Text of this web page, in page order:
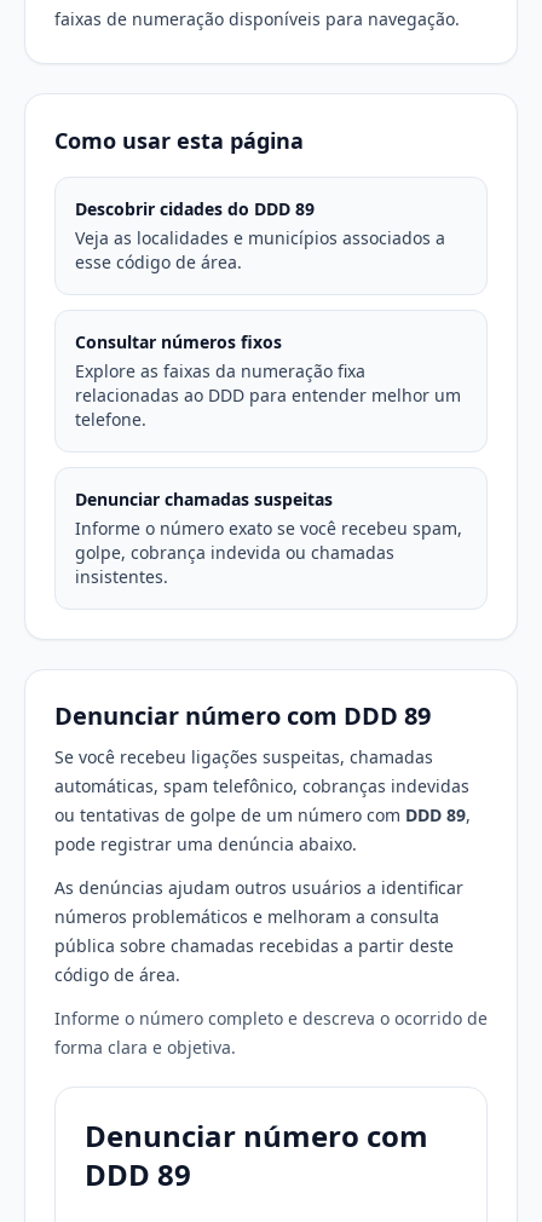
faixas de numeração disponíveis para navegação.
Como usar esta página
Descobrir cidades do DDD 89
Veja as localidades e municípios associados a
esse código de área.
Consultar números fixos
Explore as faixas da numeração fixa
relacionadas ao DDD para entender melhor um
telefone.
Denunciar chamadas suspeitas
Informe o número exato se você recebeu spam,
golpe, cobrança indevida ou chamadas
insistentes.
Denunciar número com DDD 89
Se você recebeu ligações suspeitas, chamadas
automáticas, spam telefônico, cobranças indevidas
ou tentativas de golpe de um número com DDD 89,
pode registrar uma denúncia abaixo.
As denúncias ajudam outros usuários a identificar
números problemáticos e melhoram a consulta
pública sobre chamadas recebidas a partir deste
código de área.
Informe o número completo e descreva o ocorrido de
forma clara e objetiva.
Denunciar número com
DDD 89